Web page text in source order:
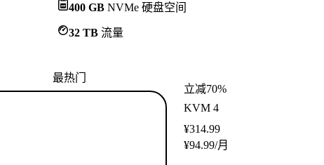
400 GB NVMe 硬盘空间
32 TB 流量
最热门
立减70%
KVM 4
¥314.99
¥94.99/月